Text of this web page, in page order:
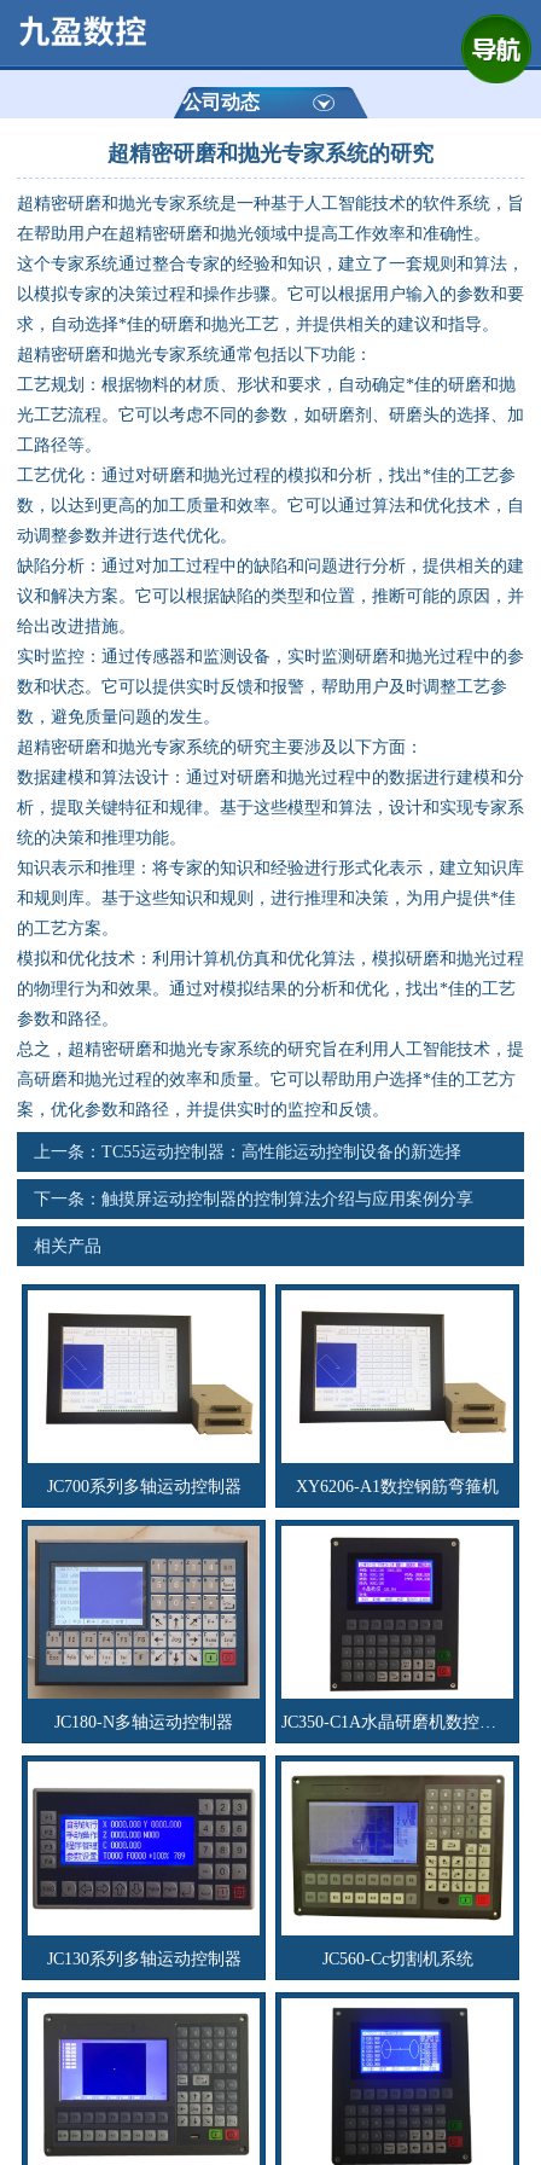
公司简介
产品展示
运动控制器
通用数控系统
定制数控系统
技术资讯
公司动态
资质荣誉
产品应用
联系电话
s
公司动态
超精密研磨和抛光专家系统的研究
超精密研磨和抛光专家系统是一种基于人工智能技术的软件系统，旨
在帮助用户在超精密研磨和抛光领域中提高工作效率和准确性。
这个专家系统通过整合专家的经验和知识，建立了一套规则和算法，
以模拟专家的决策过程和操作步骤。它可以根据用户输入的参数和要
求，自动选择*佳的研磨和抛光工艺，并提供相关的建议和指导。
超精密研磨和抛光专家系统通常包括以下功能：
工艺规划：根据物料的材质、形状和要求，自动确定*佳的研磨和抛
光工艺流程。它可以考虑不同的参数，如研磨剂、研磨头的选择、加
工路径等。
工艺优化：通过对研磨和抛光过程的模拟和分析，找出*佳的工艺参
数，以达到更高的加工质量和效率。它可以通过算法和优化技术，自
动调整参数并进行迭代优化。
缺陷分析：通过对加工过程中的缺陷和问题进行分析，提供相关的建
议和解决方案。它可以根据缺陷的类型和位置，推断可能的原因，并
给出改进措施。
实时监控：通过传感器和监测设备，实时监测研磨和抛光过程中的参
数和状态。它可以提供实时反馈和报警，帮助用户及时调整工艺参
数，避免质量问题的发生。
超精密研磨和抛光专家系统的研究主要涉及以下方面：
数据建模和算法设计：通过对研磨和抛光过程中的数据进行建模和分
析，提取关键特征和规律。基于这些模型和算法，设计和实现专家系
统的决策和推理功能。
知识表示和推理：将专家的知识和经验进行形式化表示，建立知识库
和规则库。基于这些知识和规则，进行推理和决策，为用户提供*佳
的工艺方案。
模拟和优化技术：利用计算机仿真和优化算法，模拟研磨和抛光过程
的物理行为和效果。通过对模拟结果的分析和优化，找出*佳的工艺
参数和路径。
总之，超精密研磨和抛光专家系统的研究旨在利用人工智能技术，提
高研磨和抛光过程的效率和质量。它可以帮助用户选择*佳的工艺方
案，优化参数和路径，并提供实时的监控和反馈。
上一条： TC55运动控制器：高性能运动控制设备的新选择
下一条： 触摸屏运动控制器的控制算法介绍与应用案例分享
相关产品
JC700系列多轴运动控制器 XY6206-A1数控钢筋弯箍机
JC180-N多轴运动控制器 JC350-C1A水晶研磨机数控系统
JC130系列多轴运动控制器 JC560-Cc切割机系统